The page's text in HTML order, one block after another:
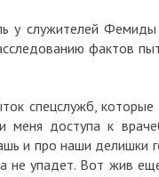
у служителей
фактов
спецслужб,
меня доступа к
и про наши делишки
не упадет. Вот жив